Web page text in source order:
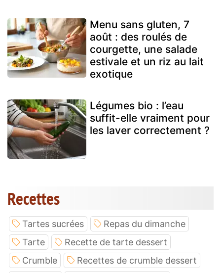
Menu sans gluten, 7
août : des roulés de
courgette, une salade
estivale et un riz au lait
exotique
Légumes bio : l’eau
suffit-elle vraiment pour
les laver correctement ?
Recettes
Tartes sucrées
Repas du dimanche
Tarte
Recette de tarte dessert
Crumble
Recettes de crumble dessert